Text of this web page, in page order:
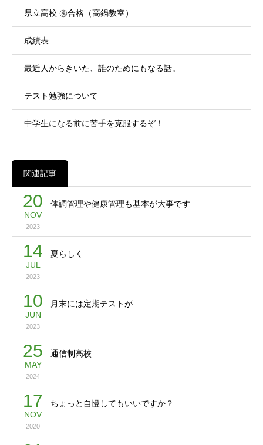
県立高校 ㊗合格（高鍋教室）
成績表
最近人からきいた、誰のためにもなる話。
テスト勉強について
中学生になる前に苦手を克服するぞ！
関連記事
20
NOV
2023
体調管理や健康管理も基本が大事です
14
JUL
2023
夏らしく
10
JUN
2023
月末には定期テストが
25
MAY
2024
通信制高校
17
NOV
2020
ちょっと自慢してもいいですか？